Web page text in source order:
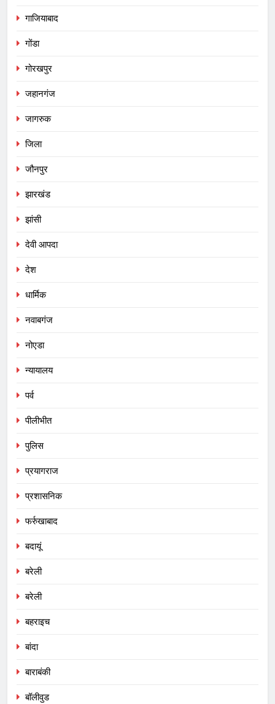
गाजियाबाद
गोंडा
गोरखपुर
जहानगंज
जागरुक
जिला
जौनपुर
झारखंड
झांसी
देवी आपदा
देश
धार्मिक
नवाबगंज
नोएडा
न्यायालय
पर्व
पीलीभीत
पुलिस
प्रयागराज
प्रशासनिक
फर्रुखाबाद
बदायूं
बरेली
बरेली
बहराइच
बांदा
बाराबंकी
बॉलीवुड